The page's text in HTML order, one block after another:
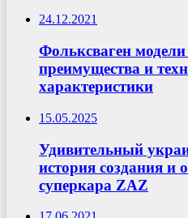
24.12.2021
Фольксваген
преимущества и
характеристики
15.05.2025
Удивительный
история создания и
суперкара ZAZ